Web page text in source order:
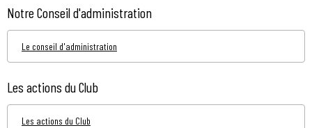
Notre Conseil d'administration
Le conseil d'administration
Les actions du Club
Les actions du Club